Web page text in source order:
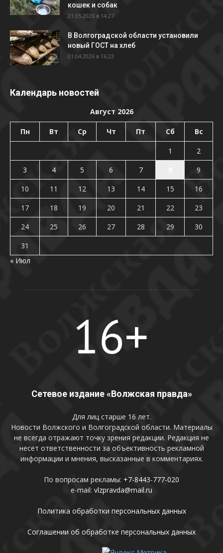
кошек и собак
21.05.2026 в 14:27
В Волгоградской области установили
новый ГОСТ на хлеб
01.04.2026 в 16:23
Календарь новостей
Август 2026
Пн Вт Ср Чт Пт Сб Вс
1
2
3
4 5 6 7
9
10
11 12 13 14 15
16
17
18 19 20 21 22
23
24
25 26 27 28 29
30
31
« Июл
Сетевое издание «Волжская правда»
Для лиц старше 16 лет.
Новости Волжского и Волгоградской области. Материалы
не всегда отражают точку зрения редакции. Редакция не
несет ответственности за объективность рекламной
информации и мнения, высказанные в комментариях.
По вопросам рекламы: +7-8443-777-020
e-mail: vlzpravda@mail.ru
Политика обработки персональных данных
Соглашении об обработке персональных данных